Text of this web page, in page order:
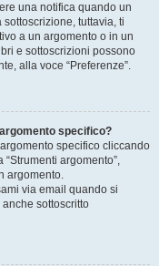
una notifica quando un
tuttavia, ti
a un argomento o in un
e sottoscrizioni possono
alla voce “Preferenze”.
specifico?
specifico cliccando
argomento”,
argomento.
via email quando si
sottoscritto